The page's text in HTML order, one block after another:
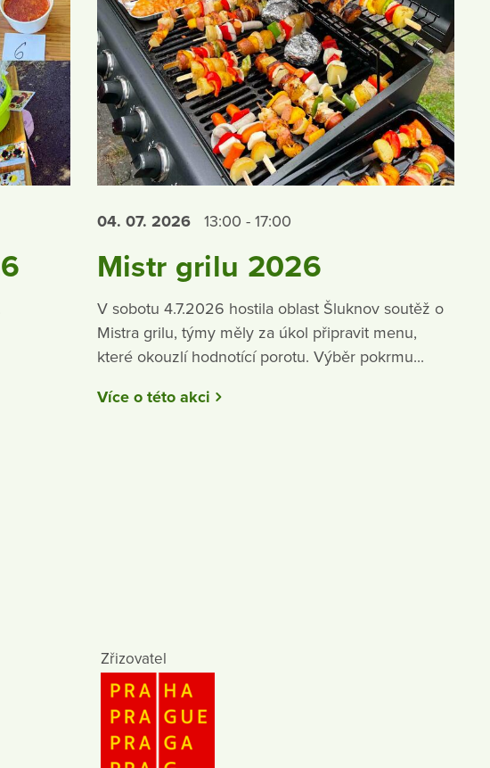
04. 07. 2026 13:00 - 17:00
Mistr grilu 2026
V sobotu 4.7.2026 hostila oblast Šluknov soutěž o
Mistra grilu, týmy měly za úkol připravit menu,
které okouzlí hodnotící porotu. Výběr pokrmu...
Více o této akci
Zřizovatel